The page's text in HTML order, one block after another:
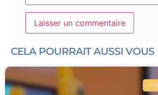
CELA POURRAIT AUSSI VOUS